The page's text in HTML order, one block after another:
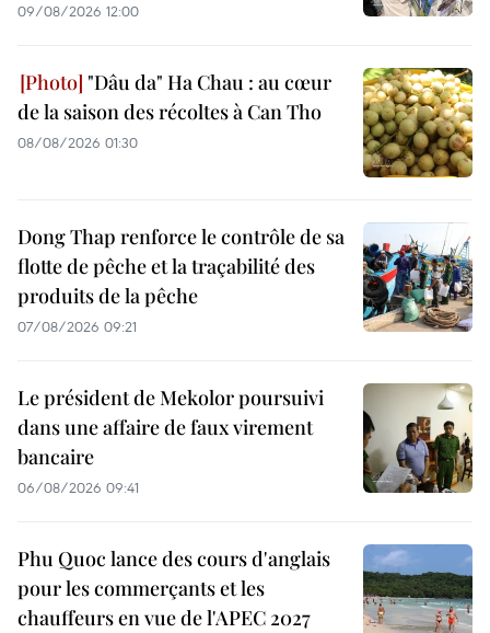
09/08/2026 12:00
"Dâu da" Ha Chau : au cœur
de la saison des récoltes à Can Tho
08/08/2026 01:30
Dong Thap renforce le contrôle de sa
flotte de pêche et la traçabilité des
produits de la pêche
07/08/2026 09:21
Le président de Mekolor poursuivi
dans une affaire de faux virement
bancaire
06/08/2026 09:41
Phu Quoc lance des cours d'anglais
pour les commerçants et les
chauffeurs en vue de l'APEC 2027